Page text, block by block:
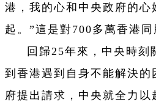
港，我的心和中央政府的心
起。”這是對700多萬香港同
回歸25年來，中央時刻
到香港遇到自身不能解決的
府提出請求，中央就全力以